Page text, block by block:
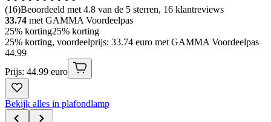
(16)Beoordeeld met 4.8 van de 5 sterren, 16 klantreviews
33.74 met GAMMA Voordeelpas
25% korting25% korting
25% korting, voordeelprijs: 33.74 euro met GAMMA Voordeelpas
44.99
Prijs: 44.99 euro
Bekijk alles in plafondlamp